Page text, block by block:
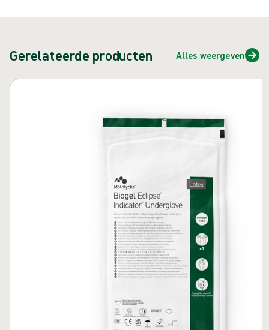
Gerelateerde producten Alles weergeven